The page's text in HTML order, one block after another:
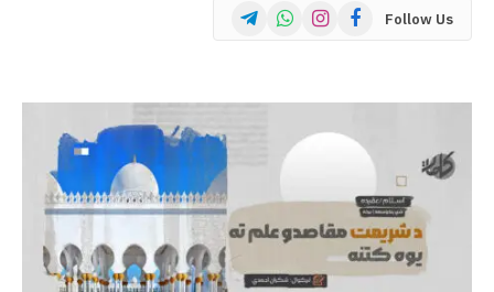
Follow Us
Facebook
Instagram
WhatsApp
Telegram